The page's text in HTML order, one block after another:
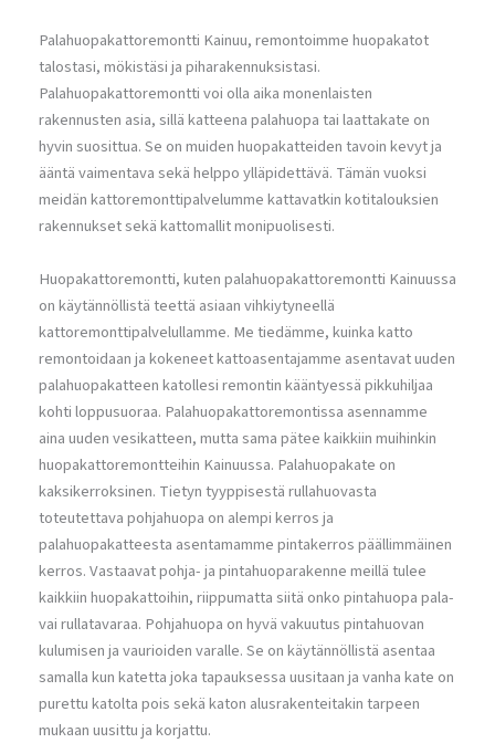
Palahuopakattoremontti Kainuu, remontoimme huopakatot
talostasi, mökistäsi ja piharakennuksistasi.
Palahuopakattoremontti voi olla aika monenlaisten
rakennusten asia, sillä katteena palahuopa tai laattakate on
hyvin suosittua. Se on muiden huopakatteiden tavoin kevyt ja
ääntä vaimentava sekä helppo ylläpidettävä. Tämän vuoksi
meidän kattoremonttipalvelumme kattavatkin kotitalouksien
rakennukset sekä kattomallit monipuolisesti.
Huopakattoremontti, kuten palahuopakattoremontti Kainuussa
on käytännöllistä teettä asiaan vihkiytyneellä
kattoremonttipalvelullamme. Me tiedämme, kuinka katto
remontoidaan ja kokeneet kattoasentajamme asentavat uuden
palahuopakatteen katollesi remontin kääntyessä pikkuhiljaa
kohti loppusuoraa. Palahuopakattoremontissa asennamme
aina uuden vesikatteen, mutta sama pätee kaikkiin muihinkin
huopakattoremontteihin Kainuussa. Palahuopakate on
kaksikerroksinen. Tietyn tyyppisestä rullahuovasta
toteutettava pohjahuopa on alempi kerros ja
palahuopakatteesta asentamamme pintakerros päällimmäinen
kerros. Vastaavat pohja- ja pintahuoparakenne meillä tulee
kaikkiin huopakattoihin, riippumatta siitä onko pintahuopa pala-
vai rullatavaraa. Pohjahuopa on hyvä vakuutus pintahuovan
kulumisen ja vaurioiden varalle. Se on käytännöllistä asentaa
samalla kun katetta joka tapauksessa uusitaan ja vanha kate on
purettu katolta pois sekä katon alusrakenteitakin tarpeen
mukaan uusittu ja korjattu.